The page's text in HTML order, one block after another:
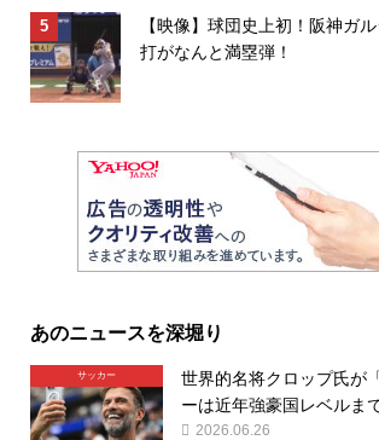
【映像】球団史上初！阪神ガ
打がなんと満塁弾！
あのニュースを深堀り
サッカー
世界的名将クロップ氏が
ーは近年強豪国レベルま
2026.06.26